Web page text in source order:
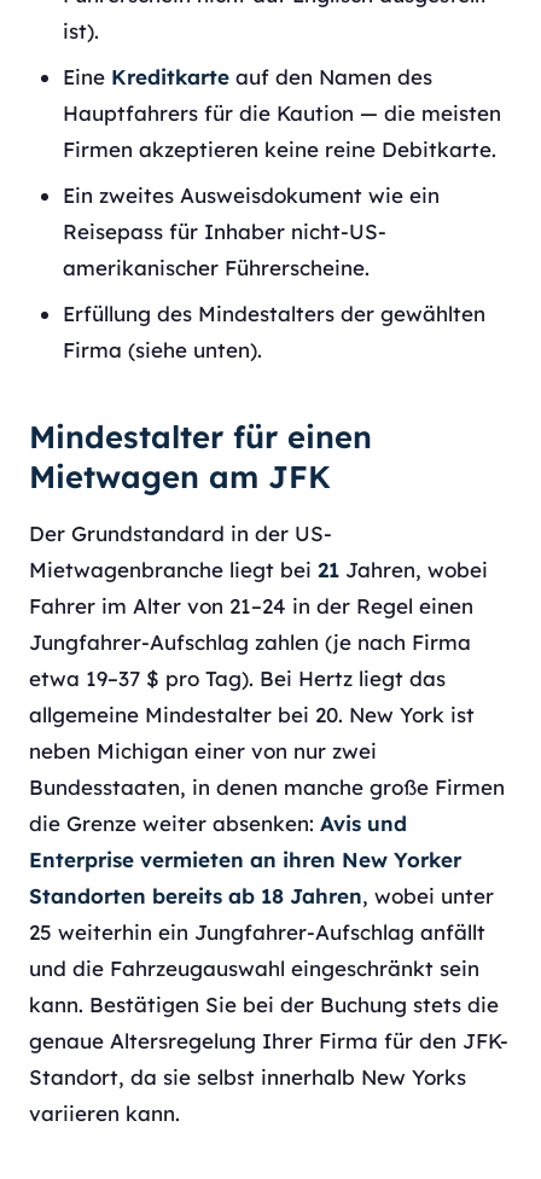
ist).
Eine Kreditkarte auf den Namen des
Hauptfahrers für die Kaution — die meisten
Firmen akzeptieren keine reine Debitkarte.
Ein zweites Ausweisdokument wie ein
Reisepass für Inhaber nicht-US-
amerikanischer Führerscheine.
Erfüllung des Mindestalters der gewählten
Firma (siehe unten).
Mindestalter für einen
Mietwagen am JFK
Der Grundstandard in der US-
Mietwagenbranche liegt bei 21 Jahren, wobei
Fahrer im Alter von 21–24 in der Regel einen
Jungfahrer-Aufschlag zahlen (je nach Firma
etwa 19–37 $ pro Tag). Bei Hertz liegt das
allgemeine Mindestalter bei 20. New York ist
neben Michigan einer von nur zwei
Bundesstaaten, in denen manche große Firmen
die Grenze weiter absenken: Avis und
Enterprise vermieten an ihren New Yorker
Standorten bereits ab 18 Jahren, wobei unter
25 weiterhin ein Jungfahrer-Aufschlag anfällt
und die Fahrzeugauswahl eingeschränkt sein
kann. Bestätigen Sie bei der Buchung stets die
genaue Altersregelung Ihrer Firma für den JFK-
Standort, da sie selbst innerhalb New Yorks
variieren kann.